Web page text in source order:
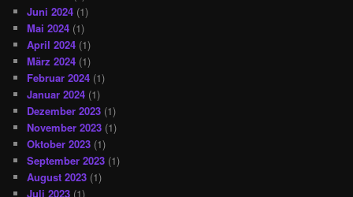
Juni 2024 (1)
Mai 2024 (1)
April 2024 (1)
März 2024 (1)
Februar 2024 (1)
Januar 2024 (1)
Dezember 2023 (1)
November 2023 (1)
Oktober 2023 (1)
September 2023 (1)
August 2023 (1)
Juli 2023 (1)